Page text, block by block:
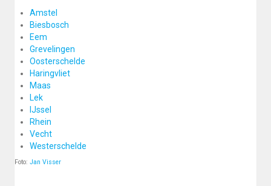
Amstel
Biesbosch
Eem
Grevelingen
Oosterschelde
Haringvliet
Maas
Lek
IJssel
Rhein
Vecht
Westerschelde
Foto: Jan Visser